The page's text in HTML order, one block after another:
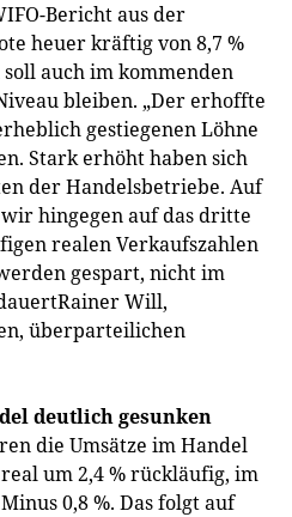
Bericht aus der
heuer kräftig von 8,7 %
auch im kommenden
bleiben. „Der erhoffte
gestiegenen Löhne
Stark erhöht haben sich
der Handelsbetriebe. Auf
hingegen auf das dritte
realen Verkaufszahlen
gespart, nicht im
Will,
überparteilichen
deutlich gesunken
die Umsätze im Handel
um 2,4 % rückläufig, im
0,8 %. Das folgt auf